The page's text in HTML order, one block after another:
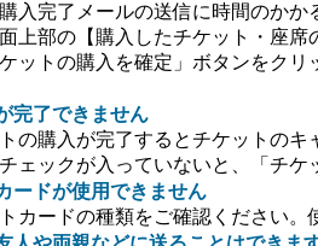
入完了メールの送信に時間のか
上部の【購入したチケット・座
ットの購入を確定」ボタンをク
完了できません
トの購入が完了するとチケットの
ェックが入っていないと、「チ
ードが使用できません
カードの種類をご確認ください